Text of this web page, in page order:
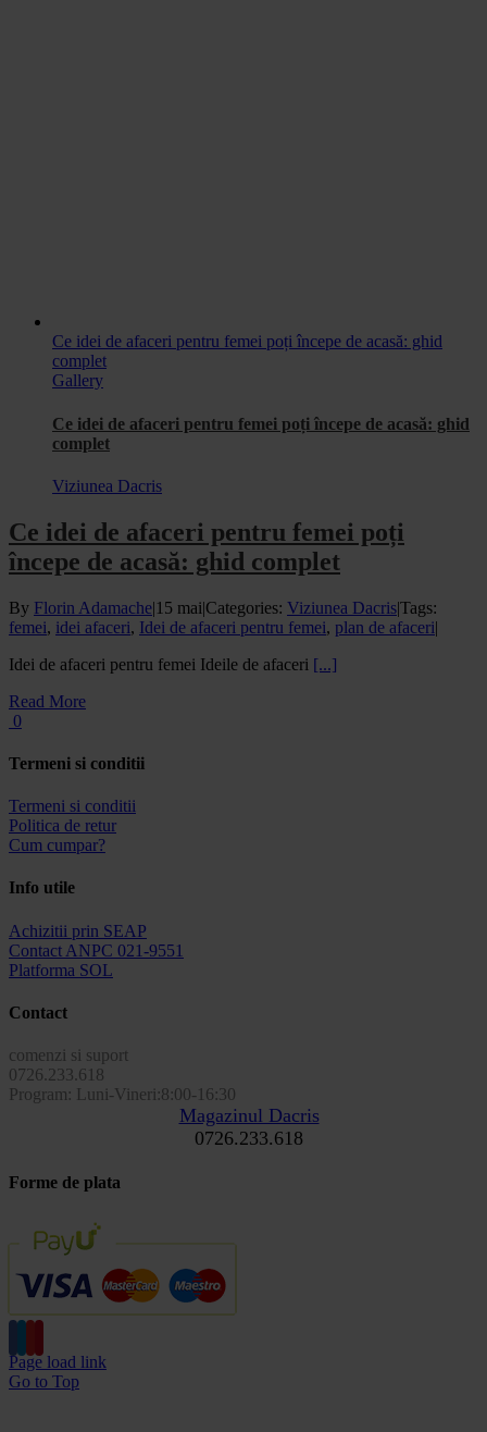
Ce idei de afaceri pentru femei poți începe de acasă: ghid
complet
Gallery
Ce idei de afaceri pentru femei poți începe de acasă: ghid
complet
Viziunea Dacris
Ce idei de afaceri pentru femei poți
începe de acasă: ghid complet
By Florin Adamache|15 mai|Categories: Viziunea Dacris|Tags:
femei, idei afaceri, Idei de afaceri pentru femei, plan de afaceri|
Idei de afaceri pentru femei Ideile de afaceri [...]
Read More
0
Termeni si conditii
Termeni si conditii
Politica de retur
Cum cumpar?
Info utile
Achizitii prin SEAP
Contact ANPC 021-9551
Platforma SOL
Contact
comenzi si suport
0726.233.618
Program: Luni-Vineri:8:00-16:30
Magazinul Dacris
0726.233.618
Forme de plata
Page load link
Go to Top